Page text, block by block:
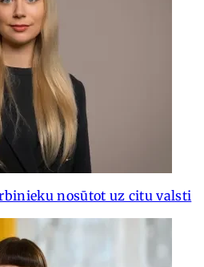
nosūtot uz citu valsti